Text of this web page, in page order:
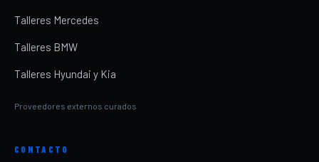
Talleres Mercedes
Talleres BMW
Talleres Hyundai y Kia
Proveedores externos curados
CONTACTO